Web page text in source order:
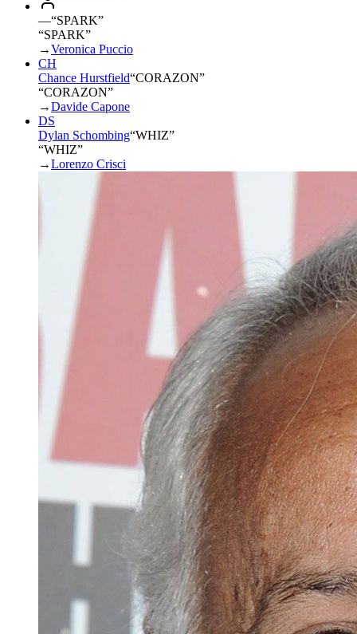
—“SPARK”
“SPARK”
→Veronica Puccio
CH
Chance Hurstfield“CORAZON”
“CORAZON”
→Davide Capone
DS
Dylan Schombing“WHIZ”
“WHIZ”
→Lorenzo Crisci